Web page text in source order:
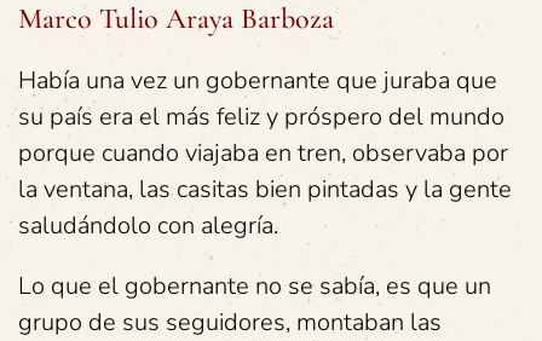
Marco Tulio Araya Barboza
Había una vez un gobernante que juraba que
su país era el más feliz y próspero del mundo
porque cuando viajaba en tren, observaba por
la ventana, las casitas bien pintadas y la gente
saludándolo con alegría.
Lo que el gobernante no se sabía, es que un
grupo de sus seguidores, montaban las